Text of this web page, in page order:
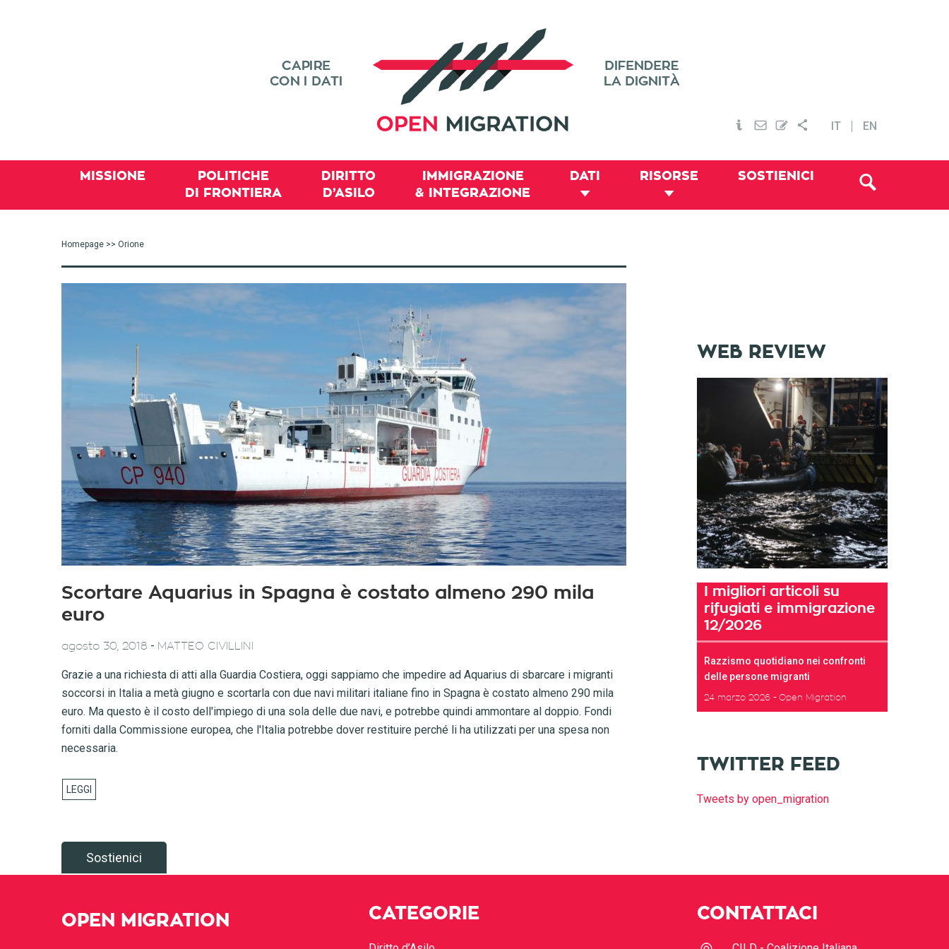
IT EN
MISSIONE
POLITICHE
DI FRONTIERA
DIRITTO
D’ASILO
IMMIGRAZIONE
& INTEGRAZIONE
DATI RISORSE SOSTIENICI
Homepage >> Orione
Scortare Aquarius in Spagna è costato almeno 290 mila
euro
agosto 30, 2018 - MATTEO CIVILLINI
Grazie a una richiesta di atti alla Guardia Costiera, oggi sappiamo che impedire ad Aquarius di sbarcare i migranti
soccorsi in Italia a metà giugno e scortarla con due navi militari italiane fino in Spagna è costato almeno 290 mila
euro. Ma questo è il costo dell'impiego di una sola delle due navi, e potrebbe quindi ammontare al doppio. Fondi
forniti dalla Commissione europea, che l'Italia potrebbe dover restituire perché li ha utilizzati per una spesa non
necessaria.
WEB REVIEW
I migliori articoli su
rifugiati e immigrazione
12/2026
Razzismo quotidiano nei confronti
delle persone migranti
24 marzo 2026 Open Migration
TWITTER FEED
Tweets by open_migration
Sostienici
OPEN MIGRATION CATEGORIE CONTATTACI